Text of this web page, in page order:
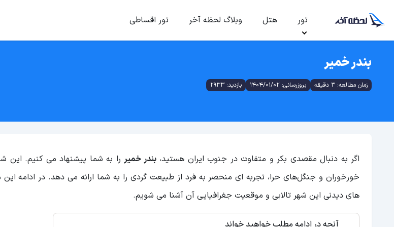
تور هتل وبلاگ لحظه آخر تور اقساطی
بندر خمیر
زمان مطالعه: 3 دقیقه بروزرسانی: 1404/01/02 بازدید: 2933
اگر به دنبال مقصدی بکر و متفاوت در جنوب ایران هستید،بندر خمیر را به شما پیشنهاد می کنیم. این
خورخوران و جنگل‌های حرا، تجربه ای منحصر به فرد از طبیعت گردی را به شما ارائه می دهد. در ادامه این
های دیدنی این شهر تالابی و موقعیت جغرافیایی آن آشنا می شویم.
آنچه در ادامه مطلب خواهید خواند